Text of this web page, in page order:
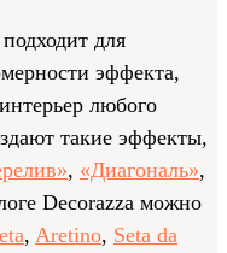
для
эффекта,
любого
такие эффекты,
, «Диагональ»,
Decorazza можно
, Aretino, Seta da